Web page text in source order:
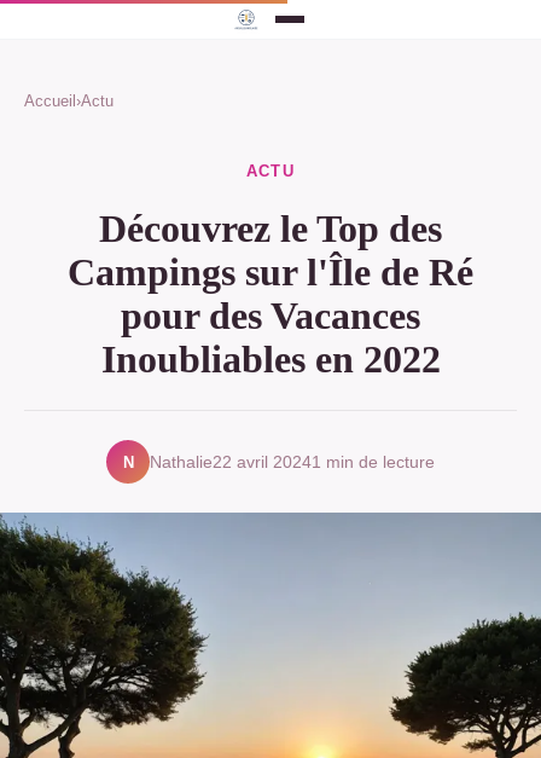
Accueil ›Actu
ACTU
Découvrez le Top des
Campings sur l'Île de Ré
pour des Vacances
Inoubliables en 2022
N Nathalie22 avril 20241 min de lecture